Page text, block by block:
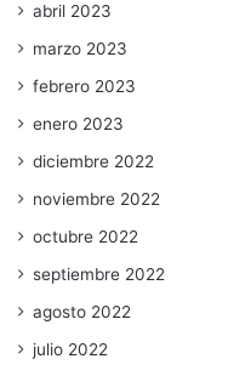
abril 2023
marzo 2023
febrero 2023
enero 2023
diciembre 2022
noviembre 2022
octubre 2022
septiembre 2022
agosto 2022
julio 2022